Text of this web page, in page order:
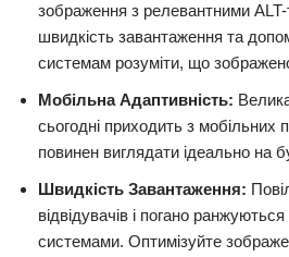
зображення з релевантними
швидкість завантаження та
системам розуміти, що
Мобільна Адаптивність:
сьогодні приходить з мобільних
повинен виглядати ідеально на
Швидкість Завантаження:
відвідувачів і погано
системами. Оптимізуйте